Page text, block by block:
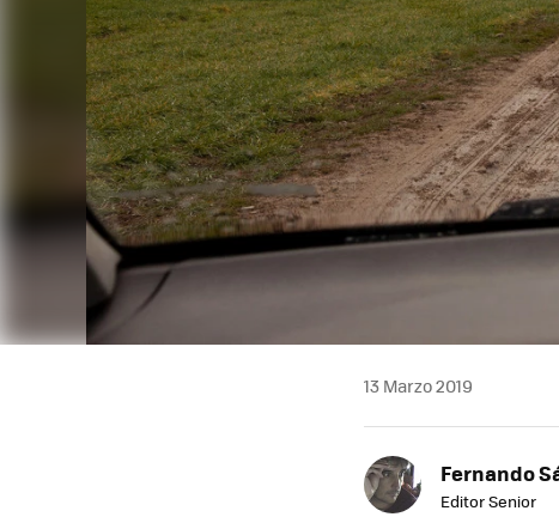
13 Marzo 2019
Fernando
Editor Senior